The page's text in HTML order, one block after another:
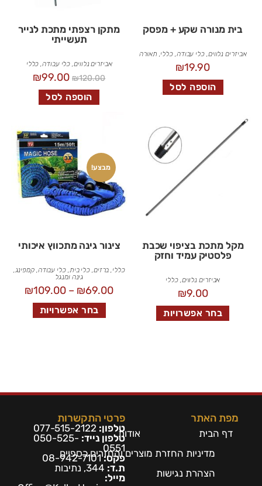
בית מנורה שקע + מפסק
אביזרים נלווים, כלי עבודה, כללי, תאורה
₪19.90
הוספה לסל
מתקן רצפתי מתכת לנייר
תעשייתי
אביזרים נלווים, כלי עבודה, כללי
₪120.00
₪99.00
הוספה לסל
מקל מתכת בציפוי שכבת
פלסטיק עמיד וחזק
אביזרים נלווים ,כללי
₪9.00
בחר אפשרויות
מבצע!
צינור גינה מתכווץ איכותי
כללי ברזים כלי בית ,כלי עבודה ,קמפינג,
גינה ומנגל
₪69.00
–
₪109.00
בחר אפשרויות
מפת האתר
דף הבית
אודות
מדיניות החזרת מוצרים והחזרים כספיים
הצהרת נגישות
פרטי התקשרות
טלפון: 077-515-2122
טלפון נייד: 050-525-
0551
פקס:08-942-7101
ת.ד:
מייל: